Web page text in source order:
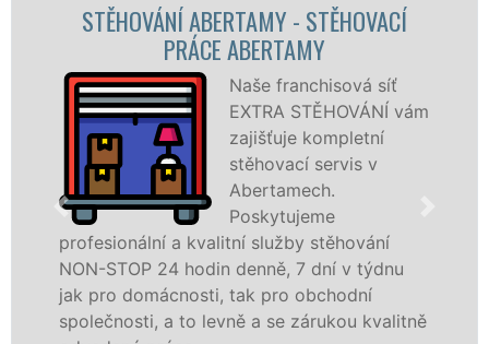
- STĚHOVACÍ
franchisová síť
STĚHOVÁNÍ vám
kompletní
servis v
stěhování
7 dní v týdnu
obchodní
se zárukou kvalitně
STĚHOVACÍ
STĚHOVACÍ
služby zajišťujeme
celém okresu Karlovy
kvality franchisové sítě
Nabízíme stěhovací